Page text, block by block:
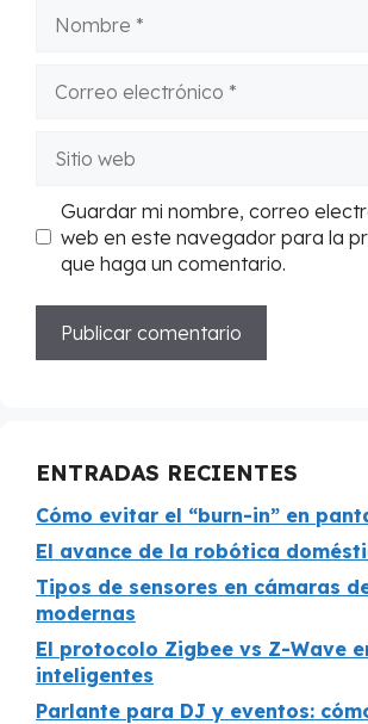
electrónico
web
Guardar mi nombre, correo
web en este navegador para la
que haga un comentario.
ENTRADAS RECIENTES
Cómo evitar el “burn-in” en
El avance de la robótica
Tipos de sensores en cámaras
modernas
El protocolo Zigbee vs Z-Wave
inteligentes
Parlante para DJ y eventos: